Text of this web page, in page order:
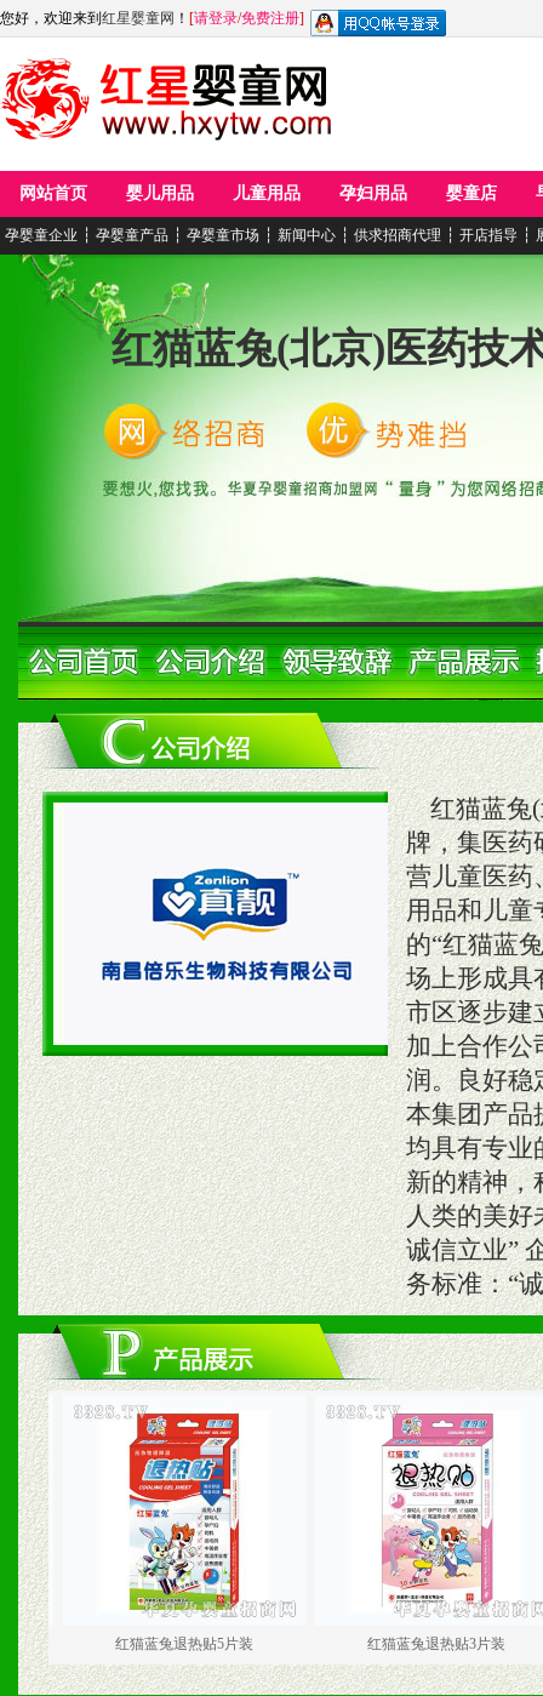
您好，欢迎来到 红星婴童网 ！ [请登录/免费注册]
网站首页 婴儿用品 儿童用品 孕妇用品 婴童店
孕婴童企业 ┆ 孕婴童产品 ┆ 孕婴童市场 ┆ 新闻中心 ┆ 供求招商代理 ┆ 开店指导 ┆
红猫蓝兔(北京)医药技
红猫蓝兔(
牌，集医药
营儿童医药
用品和儿童
的“红猫蓝
场上形成具
市区逐步建
加上合作公
润。良好稳
本集团产品
均具有专业
新的精神，
人类的美好
诚信立业”
务标准：“
红猫蓝兔退热贴5片装 红猫蓝兔退热贴3片装